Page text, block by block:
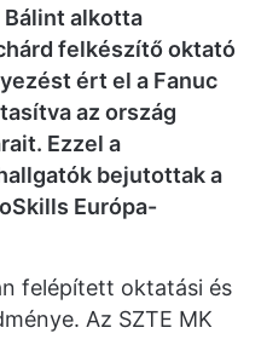
Bálint alkotta
felkészítő oktató
ért el a Fanuc
az ország
Ezzel a
bejutottak a
Európa-
felépített oktatási és
Az SZTE MK